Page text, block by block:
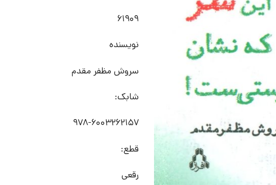
61909
نویسنده
سروش مظفر مقدم
شابک:
978-6003262157
قطع:
رقعی